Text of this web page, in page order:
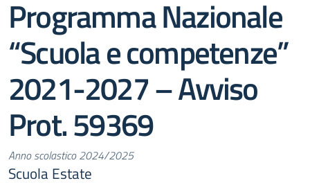
Programma Nazionale
“Scuola e competenze”
2021-2027 – Avviso
Prot. 59369
Anno scolastico 2024/2025
Scuola Estate